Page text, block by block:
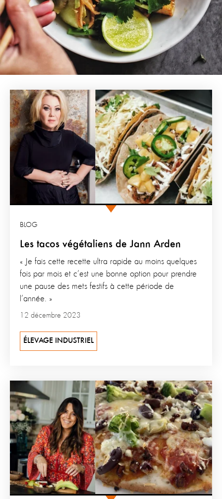
Les tacos végétaliens de Jann Arden
BLOG
« Je fais cette recette ultra rapide au moins quelques
fois par mois et c’est une bonne option pour prendre
une pause des mets festifs à cette période de
l’année. »
12 décembre 2023
ÉLEVAGE INDUSTRIEL